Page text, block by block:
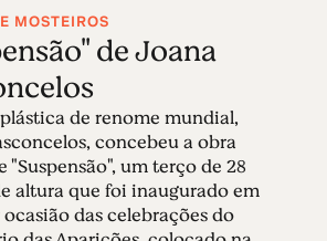
MOSTEIROS
de Joana
de renome mundial,
concebeu a obra
"Suspensão", um terço de 28
altura que foi inaugurado em
ocasião das celebrações do